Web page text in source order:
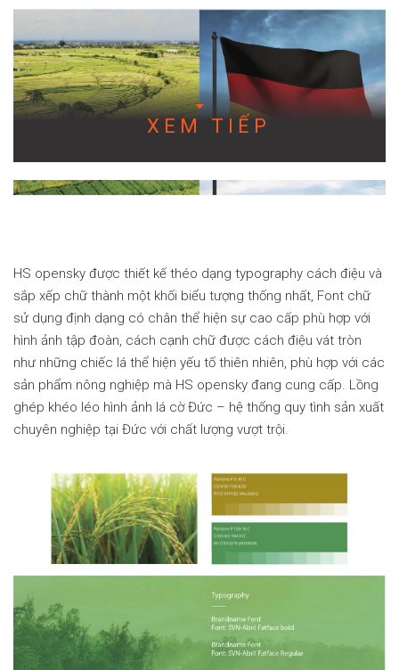
XEM TIẾP
HS opensky được thiết kế théo dạng typography cách điệu và
sắp xếp chữ thành một khối biểu tượng thống nhất, Font chữ
sử dụng định dạng có chân thể hiện sự cao cấp phù hợp với
hình ảnh tập đoàn, cách cạnh chữ được cách điệu vát tròn
như những chiếc lá thể hiện yếu tố thiên nhiên, phù hợp với các
sản phẩm nông nghiệp mà HS opensky đang cung cấp. Lồng
ghép khéo léo hình ảnh lá cờ Đức – hệ thống quy tình sản xuất
chuyên nghiệp tại Đức với chất lượng vượt trội.